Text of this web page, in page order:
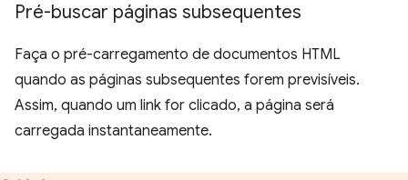
Pré-buscar páginas subsequentes
Faça o pré-carregamento de documentos HTML
quando as páginas subsequentes forem previsíveis.
Assim, quando um link for clicado, a página será
carregada instantaneamente.